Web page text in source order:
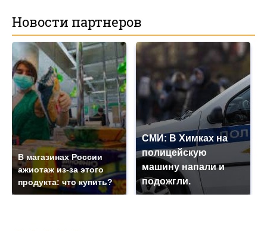
Новости партнеров
В магазинах России
ажиотаж из-за этого
продукта: что купить?
СМИ: В Химках на
полицейскую
машину напали и
подожгли.